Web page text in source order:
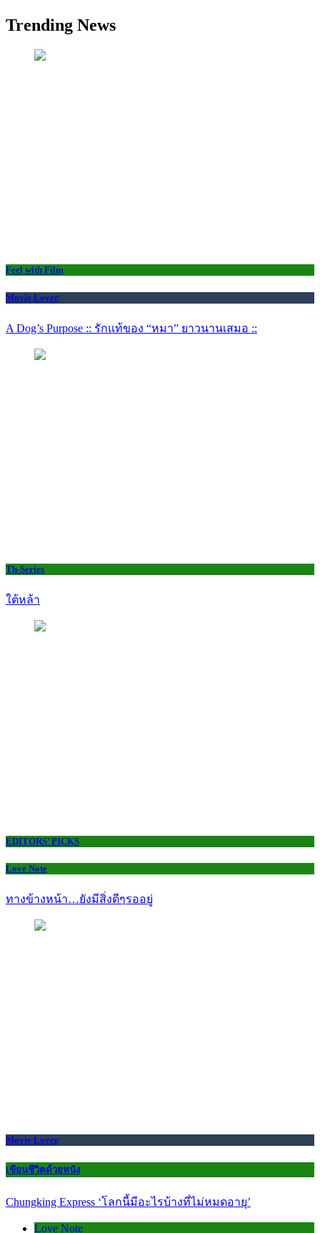
Trending News
Feel with Film
Movie Lover
A Dog’s Purpose :: รักแท้ของ “หมา” ยาวนานเสมอ ::
Th-Series
ใต้หล้า
EDITORS’ PICKS
Love Note
ทางข้างหน้า…ยังมีสิ่งดีๆรออยู่
Movie Lover
เขียนชีวิตด้วยหนัง
Chungking Express ‘โลกนี้มีอะไรบ้างที่ไม่หมดอายุ’
Love Note